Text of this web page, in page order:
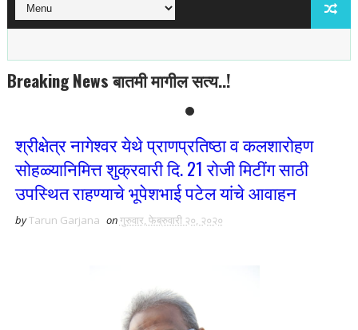
Breaking News बातमी मागील सत्य..!
श्रीक्षेत्र नागेश्वर येथे प्राणप्रतिष्ठा व कलशारोहण
सोहळ्यानिमित्त शुक्रवारी दि. 21 रोजी मिटींग साठी
उपस्थित राहण्याचे भूपेशभाई पटेल यांचे आवाहन
byTarun Garjana onगुरुवार, फेब्रुवारी २०, २०२०